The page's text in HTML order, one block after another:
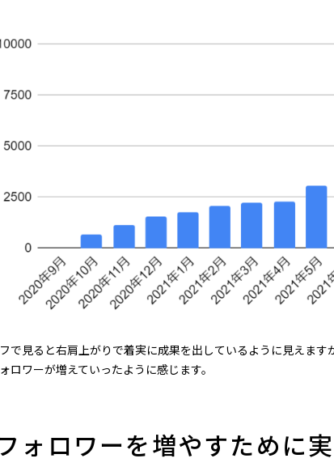
で見ると右肩上がりで着実に成果を出しているように見えま
ロワーが増えていったように感じます。
ォロワーを増やすために